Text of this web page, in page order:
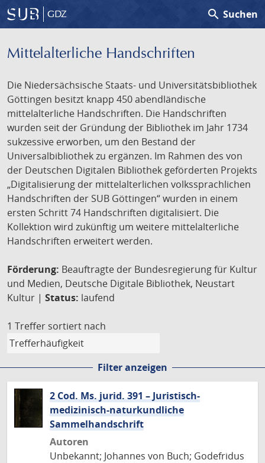
GDZ search Suchen
Mittelalterliche Handschriften
Die Niedersächsische Staats- und Universitätsbibliothek
Göttingen besitzt knapp 450 abendländische
mittelalterliche Handschriften. Die Handschriften
wurden seit der Gründung der Bibliothek im Jahr 1734
sukzessive erworben, um den Bestand der
Universalbibliothek zu ergänzen. Im Rahmen des von
der Deutschen Digitalen Bibliothek geförderten Projekts
„Digitalisierung der mittelalterlichen volkssprachlichen
Handschriften der SUB Göttingen“ wurden in einem
ersten Schritt 74 Handschriften digitalisiert. Die
Kollektion wird zukünftig um weitere mittelalterliche
Handschriften erweitert werden.
Förderung: Beauftragte der Bundesregierung für Kultur
und Medien, Deutsche Digitale Bibliothek, Neustart
Kultur | Status: laufend
1 Treffer sortiert nach
Filter anzeigen
2 Cod. Ms. jurid. 391 – Juristisch-
medizinisch-naturkundliche
Sammelhandschrift
Autoren
Unbekannt; Johannes von Buch; Godefridus